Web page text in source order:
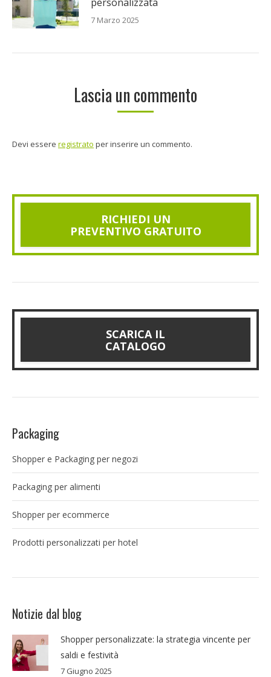
7 Marzo 2025
Lascia un commento
Devi essere registrato per inserire un commento.
RICHIEDI UN
PREVENTIVO GRATUITO
SCARICA IL
CATALOGO
Packaging
Shopper e Packaging per negozi
Packaging per alimenti
Shopper per ecommerce
Prodotti personalizzati per hotel
Notizie dal blog
Shopper personalizzate: la strategia vincente per
saldi e festività
7 Giugno 2025